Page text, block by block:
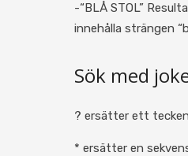
-“BLÅ STOL”
innehålla strängen
Sök med
? ersätter ett
* ersätter en